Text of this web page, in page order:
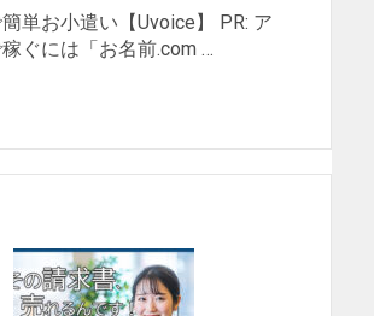
単お小遣い【Uvoice】 PR: ア
ぐには「お名前.com …